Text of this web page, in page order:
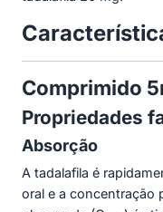
Comprimido
Propriedades
Absorção
A tadalafila é
oral e a concentração